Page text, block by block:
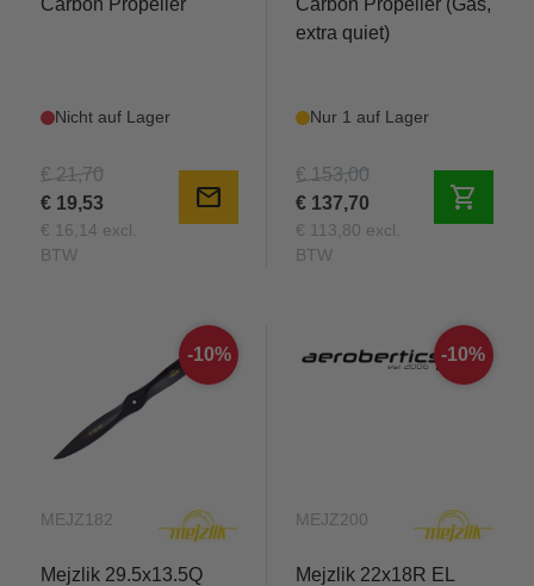
Carbon Propeller
Nicht auf Lager
€ 21,70
€ 19,53
€ 16,14 excl.
BTW
mail
Carbon Propeller (Gas,
extra quiet)
Nur 1 auf Lager
€ 153,00
€ 137,70
€ 113,80 excl.
BTW
shopping_cart
-10%
MEJZ182
Mejzlik 29.5x13.5Q
-10%
MEJZ200
Mejzlik 22x18R EL